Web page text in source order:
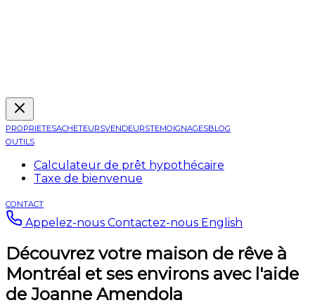
PROPRIETESACHETEURSVENDEURSTEMOIGNAGESBLOG
OUTILS
Calculateur de prêt hypothécaire
Taxe de bienvenue
CONTACT
Appelez-nous Contactez-nous English
Découvrez votre maison de rêve à
Montréal et ses environs avec l'aide
de Joanne Amendola